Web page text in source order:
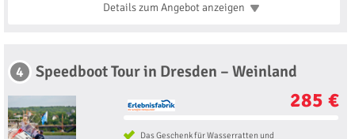
Details zum Angebotanzeigen
4 Speedboot Tour in Dresden – Weinland
285 €
Das Geschenk für Wasserratten und